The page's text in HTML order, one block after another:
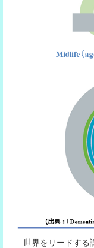
世界をリードする